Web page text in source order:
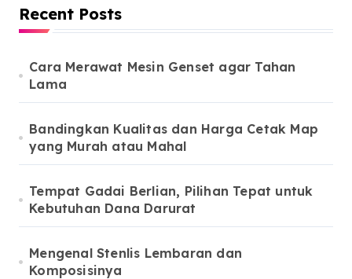
Recent Posts
Cara Merawat Mesin Genset agar Tahan
Lama
Bandingkan Kualitas dan Harga Cetak Map
yang Murah atau Mahal
Tempat Gadai Berlian, Pilihan Tepat untuk
Kebutuhan Dana Darurat
Mengenal Stenlis Lembaran dan
Komposisinya